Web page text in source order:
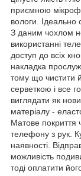
приємною
вологи. Ідеально
З даним чохлом
використанні
доступ до всіх
накладка
тому що чистити
серветкою і все
виглядати як
матеріалу -
Матове покриття
телефону з рук.
наявності.
можливість
тоді оплатити